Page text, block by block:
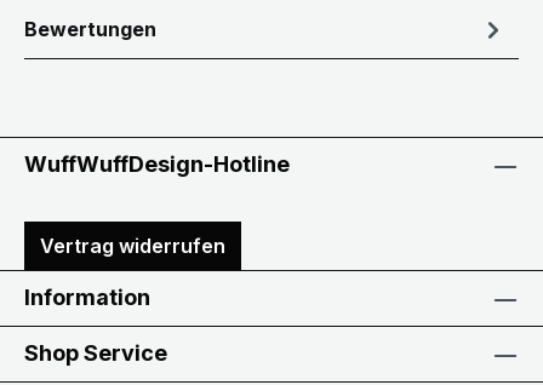
Bewertungen
WuffWuffDesign-Hotline
Vertrag widerrufen
Information
Shop Service